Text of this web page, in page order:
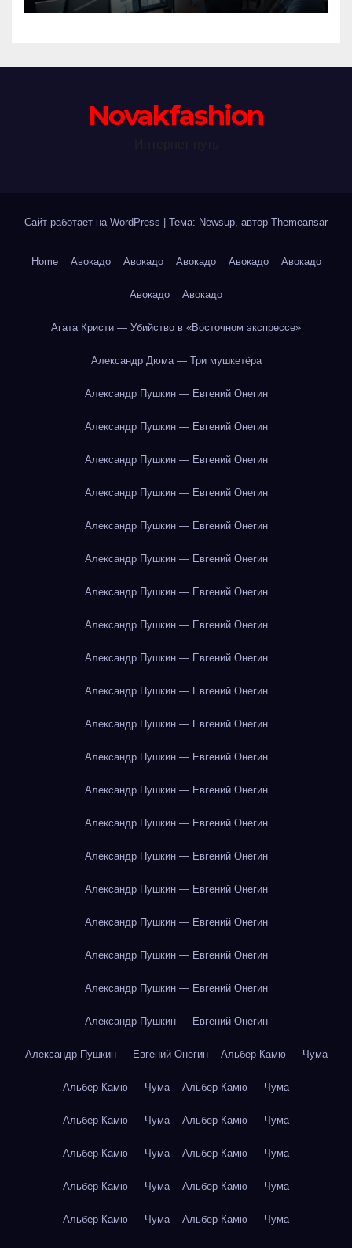
Novakfashion
Сайт работает на WordPress Тема: Newsup, автор Themeansar
Home Авокадо Авокадо Авокадо Авокадо Авокадо
Авокадо Авокадо
Агата Кристи — Убийство в «Восточном экспрессе»
Александр Дюма — Три мушкетёра
Александр Пушкин — Евгений Онегин
Александр Пушкин — Евгений Онегин
Александр Пушкин — Евгений Онегин
Александр Пушкин — Евгений Онегин
Александр Пушкин — Евгений Онегин
Александр Пушкин — Евгений Онегин
Александр Пушкин — Евгений Онегин
Александр Пушкин — Евгений Онегин
Александр Пушкин — Евгений Онегин
Александр Пушкин — Евгений Онегин
Александр Пушкин — Евгений Онегин
Александр Пушкин — Евгений Онегин
Александр Пушкин — Евгений Онегин
Александр Пушкин — Евгений Онегин
Александр Пушкин — Евгений Онегин
Александр Пушкин — Евгений Онегин
Александр Пушкин — Евгений Онегин
Александр Пушкин — Евгений Онегин
Александр Пушкин — Евгений Онегин
Александр Пушкин — Евгений Онегин
Александр Пушкин — Евгений Онегин Альбер Камю — Чума
Альбер Камю — Чума Альбер Камю — Чума
Альбер Камю — Чума Альбер Камю — Чума
Альбер Камю — Чума Альбер Камю — Чума
Альбер Камю — Чума Альбер Камю — Чума
Альбер Камю — Чума Альбер Камю — Чума